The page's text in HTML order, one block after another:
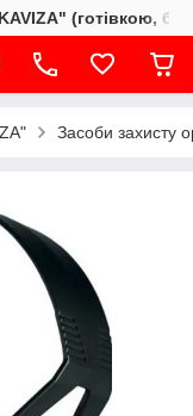
(готівкою,
Засоби захисту